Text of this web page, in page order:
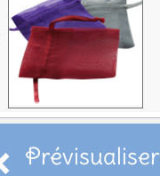
Prévisualiser